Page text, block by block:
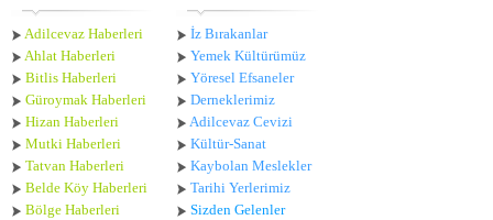
Adilcevaz Haberleri
Ahlat Haberleri
Bitlis Haberleri
Güroymak Haberleri
Hizan Haberleri
Mutki Haberleri
Tatvan Haberleri
Belde Köy Haberleri
Bölge Haberleri
İz Bırakanlar
Yemek Kültürümüz
Yöresel Efsaneler
Derneklerimiz
Adilcevaz Cevizi
Kültür-Sanat
Kaybolan Meslekler
Tarihi Yerlerimiz
Sizden Gelenler